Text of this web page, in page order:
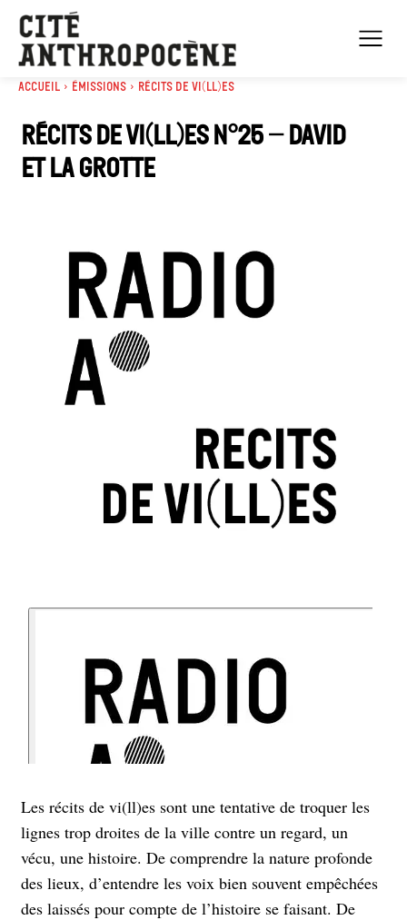
Accueil Émissions Récits de Vi(ll)es
Récits de Vi(ll)es n°25 – David
et la grotte
Les récits de vi(ll)es sont une tentative de troquer les
lignes trop droites de la ville contre un regard, un
vécu, une histoire. De comprendre la nature profonde
des lieux, d’entendre les voix bien souvent empêchées
des laissés pour compte de l’histoire se faisant. De